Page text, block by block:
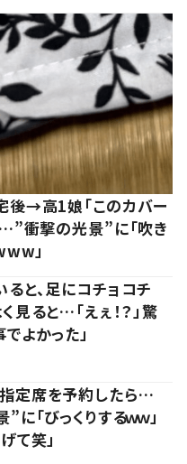
後→高1娘「このカバー
…”衝撃の光景”に「吹き
」
と、足にコチョコチ
見ると…「えぇ！？」驚
よかった」
定席を予約したら…
「びっくりするｗｗ」
て笑」